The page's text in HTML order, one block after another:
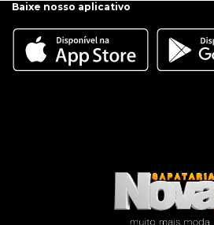
Baixe nosso aplicativo